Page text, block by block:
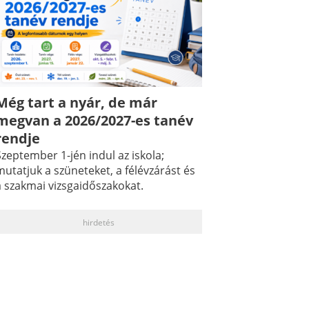
tart a nyár, de már
a 2026/2027-es tanév
1-jén indul az iskola;
a szüneteket, a félévzárást és
szakmai vizsgaidőszakokat.
hirdetés